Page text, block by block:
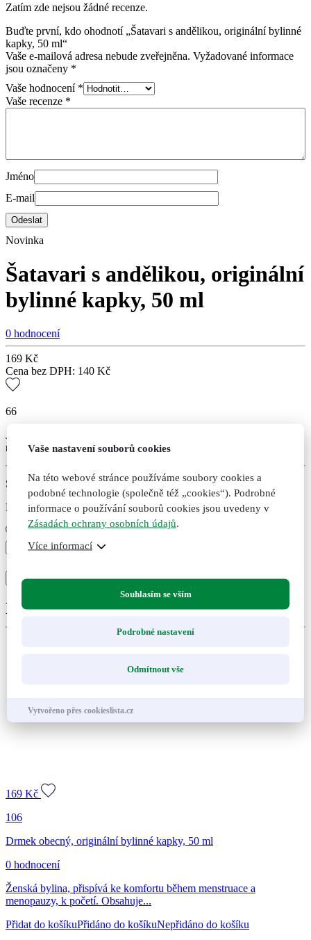
Zatím zde nejsou žádné recenze.
Buďte první, kdo ohodnotí „Šatavari s andělikou, originální bylinné
kapky, 50 ml“
Vaše e-mailová adresa nebude zveřejněna. Vyžadované informace
jsou označeny *
Vaše hodnocení *
Vaše recenze *
Jméno
E-mail
Novinka
Šatavari s andělikou, originální
bylinné kapky, 50 ml
0 hodnocení
169 Kč
Cena bez DPH: 140 Kč
66
Jedna z nejsilnějších kombinací pro ženskou harmonii. Vnitřní
rovnováha a ženská síla ukrytá v každé kapce. Doplněk stravy.
Skladem
Expedujeme do druhého dne po uhrazení
Šatavari
andělikou,
originální
kapky,
Přidat do košíkuPřidánoNepřidáno
Doporučené kombinace
169 Kč
106
Drmek obecný, originální bylinné kapky, 50 ml
0 hodnocení
Ženská bylina, přispívá ke komfortu během menstruace a
menopauzy, k početí. Obsahuje...
Přidat do košíkuPřidáno do košíkuNepřidáno do košíku
Vaše nastavení souborů cookies
Na této webové stránce používáme soubory cookies a
podobné technologie (společně též „cookies“). Podrobné
informace o používání souborů cookies jsou uvedeny v
Zásadách ochrany osobních údajů
Více informací
Souhlasím se vším
Podrobné nastavení
Odmítnout vše
Vytvořeno přes cookieslista.cz